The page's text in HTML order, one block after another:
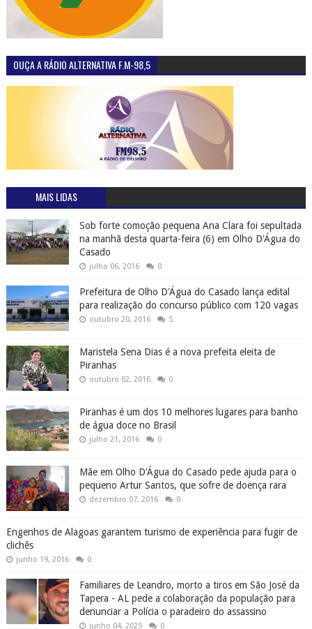
OUÇA A RÁDIO ALTERNATIVA F.M-98,5
MAIS LIDAS
Sob forte comoção pequena Ana Clara foi sepultada
na manhã desta quarta-feira (6) em Olho D'Água do
Casado
julho 06, 2016 0
Prefeitura de Olho D'Água do Casado lança edital
para realização do concurso público com 120 vagas
outubro 20, 2016 5
Maristela Sena Dias é a nova prefeita eleita de
Piranhas
outubro 02, 2016 0
Piranhas é um dos 10 melhores lugares para banho
de água doce no Brasil
julho 21, 2016 0
Mãe em Olho D'Água do Casado pede ajuda para o
pequeno Artur Santos, que sofre de doença rara
dezembro 07, 2016 0
Engenhos de Alagoas garantem turismo de experiência para fugir de
clichês
junho 19, 2016 0
Familiares de Leandro, morto a tiros em São José da
Tapera - AL pede a colaboração da população para
denunciar a Polícia o paradeiro do assassino
junho 04, 2025 0